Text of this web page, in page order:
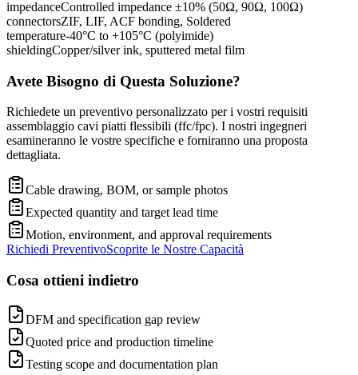
impedanceControlled impedance ±10% (50Ω, 90Ω, 100Ω)
connectorsZIF, LIF, ACF bonding, Soldered
temperature-40°C to +105°C (polyimide)
shieldingCopper/silver ink, sputtered metal film
Avete Bisogno di Questa Soluzione?
Richiedete un preventivo personalizzato per i vostri requisiti
assemblaggio cavi piatti flessibili (ffc/fpc). I nostri ingegneri
esamineranno le vostre specifiche e forniranno una proposta
dettagliata.
Cable drawing, BOM, or sample photos
Expected quantity and target lead time
Motion, environment, and approval requirements
Richiedi PreventivoScoprite le Nostre Capacità
Cosa ottieni indietro
DFM and specification gap review
Quoted price and production timeline
Testing scope and documentation plan